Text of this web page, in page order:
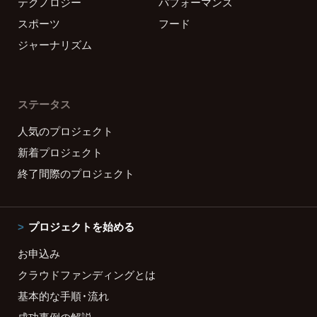
スポーツ
フード
ジャーナリズム
ステータス
人気のプロジェクト
新着プロジェクト
終了間際のプロジェクト
プロジェクトを始める
お申込み
クラウドファンディングとは
基本的な手順・流れ